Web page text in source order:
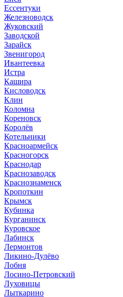
Ессентуки
Железноводск
Жуковский
Заводской
Зарайск
Звенигород
Ивантеевка
Истра
Кашира
Кисловодск
Клин
Коломна
Кореновск
Королёв
Котельники
Красноармейск
Красногорск
Краснодар
Краснозаводск
Краснознаменск
Кропоткин
Крымск
Кубинка
Курганинск
Куровское
Лабинск
Лермонтов
Ликино-Дулёво
Лобня
Лосино-Петровский
Луховицы
Лыткарино